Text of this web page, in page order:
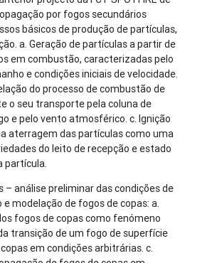
por fogos secundários
básicos de produção de partículas,
a. Geração de partículas a partir de
em combustão, caracterizadas pelo
e condições iniciais de velocidade.
do processo de combustão de
o seu transporte pela coluna de
e pelo vento atmosférico. c. Ignição
aterragem das partículas como uma
do leito de recepção e estado
partícula.
– análise preliminar das condições de
modelação de fogos de copas: a.
fogos de copas como fenómeno
transição de um fogo de superfície
em condições arbitrárias. c.